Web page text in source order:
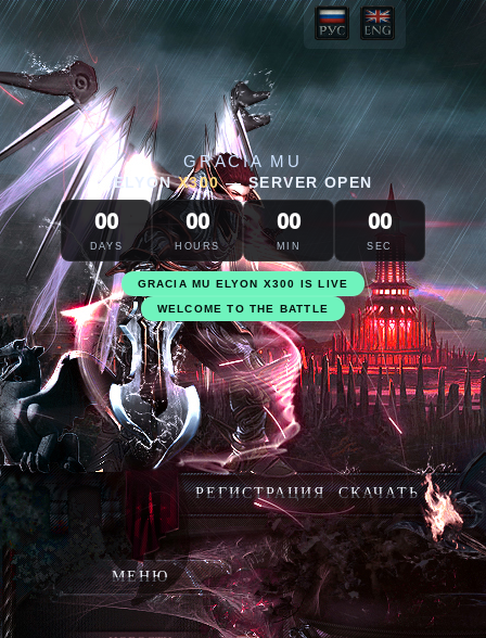
GRACIA MU
ELYONX300—SERVER OPEN
00
DAYS
00
HOURS
00
MIN
00
SEC
GRACIA MU ELYON X300 IS LIVE
FORGE YOUR LEGACY
РЕГИСТРАЦИЯ СКАЧАТЬ
МЕНЮ